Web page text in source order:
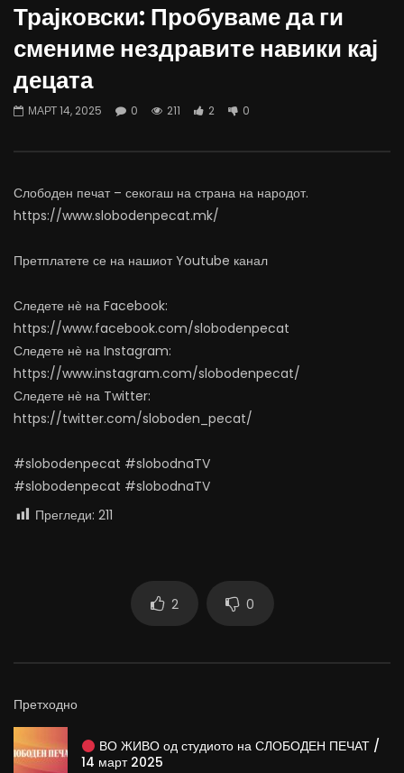
02:08
најевтини – каде пазаруваат
37:25
Трајковски: Пробуваме да ги
смениме нездравите навики кај
децата
МАРТ 14, 2025 0 211 2 0
Слободен печат – секогаш на страна на народот.
https://www.slobodenpecat.mk/
Претплатете се на нашиот Youtube канал
Следете нѐ на Facebook:
https://www.facebook.com/slobodenpecat
Следете нѐ на Instagram:
https://www.instagram.com/slobodenpecat/
Следете нѐ на Twitter:
https://twitter.com/sloboden_pecat/
#slobodenpecat #slobodnaTV
#slobodenpecat #slobodnaTV
Прегледи: 211
2 0
Претходно
ВО ЖИВО од студиото на СЛОБОДЕН ПЕЧАТ /
14 март 2025